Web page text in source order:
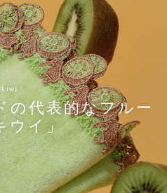
kiwi
の代表的なフルー
ウイ」